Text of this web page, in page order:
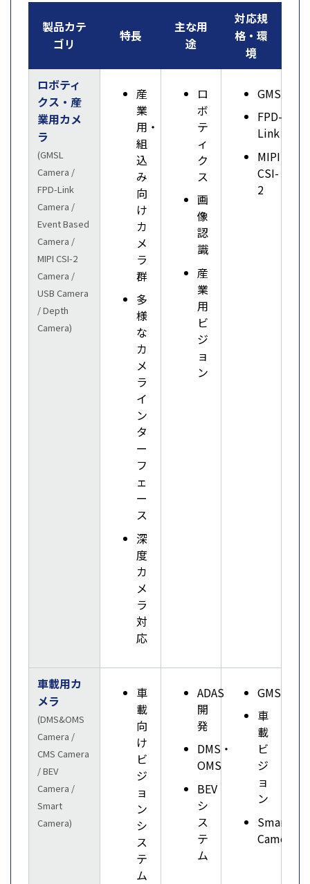
製品カテ
ゴリ
特長
主な用
途
対応規
格・環
境
ロボティ
クス・産
業用カメ
ラ
(GMSL
Camera /
FPD-Link
Camera /
Event Based
Camera /
MIPI CSI-2
Camera /
USB Camera
/ Depth
Camera)
産
業
用・
組
込
み
向
け
カ
メ
ラ
群
多
様
な
カ
メ
ラ
イ
ン
タ
ー
フ
ェ
ー
ス
深
度
カ
メ
ラ
対
応
ロ
ボ
テ
ィ
ク
ス
画
像
認
識
産
業
用
ビ
ジ
ョ
ン
GMSL
FPD-
Link
MIPI
CSI-
2
車載用カ
メラ
(DMS&OMS
Camera /
CMS Camera
/ BEV
Camera /
Smart
Camera)
車
載
向
け
ビ
ジ
ョ
ン
シ
ス
テ
ム
ADAS
開
発
DMS・
OMS
BEV
シ
ス
テ
ム
GMSL
車
載
ビ
ジ
ョ
ン
Smart
Camera